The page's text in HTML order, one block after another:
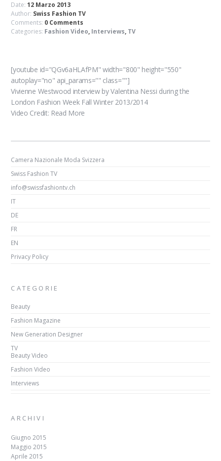
Date:12 Marzo 2013
Author: Swiss Fashion TV
Comments: 0 Comments
Categories: Fashion Video, Interviews, TV
[youtube id="QGv6aHLAfPM" width="800" height="550"
autoplay="no" api_params="" class=""]
Vivienne Westwood interview by Valentina Nessi during the
London Fashion Week Fall Winter 2013/2014
Video Credit: Read More
Camera Nazionale Moda Svizzera
Swiss Fashion TV
info@swissfashiontv.ch
IT
DE
FR
EN
Privacy Policy
CATEGORIE
Beauty
Fashion Magazine
New Generation Designer
TV
Beauty Video
Fashion Video
Interviews
ARCHIVI
Giugno 2015
Maggio 2015
Aprile 2015